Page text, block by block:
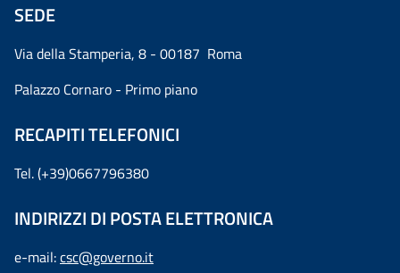
SEDE
Via della Stamperia, 8 - 00187 Roma
Palazzo Cornaro - Primo piano
RECAPITI TELEFONICI
Tel. (+39)0667796380
INDIRIZZI DI POSTA ELETTRONICA
e-mail:csc@governo.it